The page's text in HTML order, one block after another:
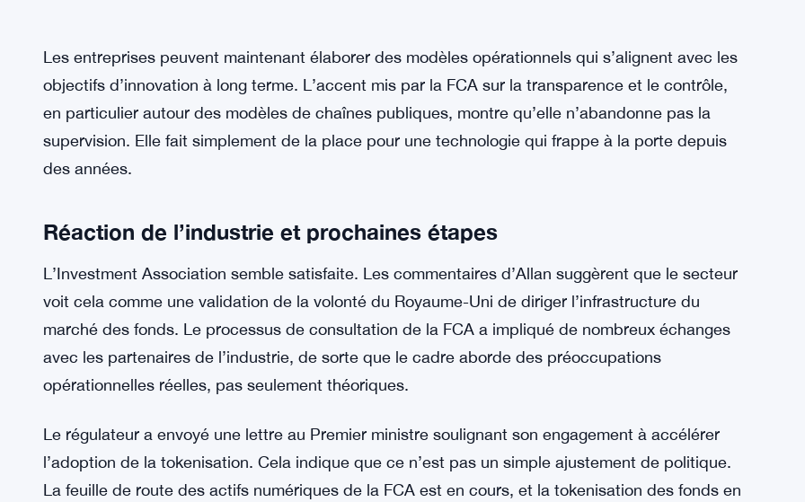
Les entreprises peuvent maintenant élaborer des modèles opérationnels qui s’alignent avec les
objectifs d’innovation à long terme. L’accent mis par la FCA sur la transparence et le contrôle,
en particulier autour des modèles de chaînes publiques, montre qu’elle n’abandonne pas la
supervision. Elle fait simplement de la place pour une technologie qui frappe à la porte depuis
des années.
Réaction de l’industrie et prochaines étapes
L’Investment Association semble satisfaite. Les commentaires d’Allan suggèrent que le secteur
voit cela comme une validation de la volonté du Royaume-Uni de diriger l’infrastructure du